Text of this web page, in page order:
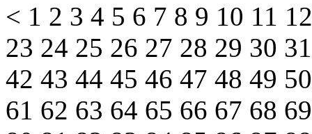
< 1 2 3 4 5 6 7 8 9 10 11
23 24 25 26 27 28 29 30
42 43 44 45 46 47 48 49
61 62 63 64 65 66 67 68